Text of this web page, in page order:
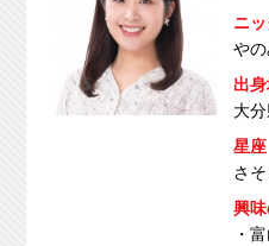
ニ
や
出
大
星座
さ
興
・